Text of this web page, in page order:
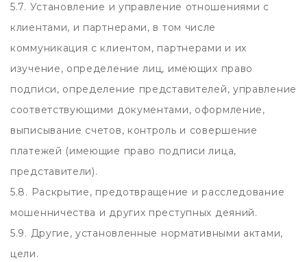
5.7. Установление и управление отношениями с
клиентами, и партнерами, в том числе
коммуникация с клиентом, партнерами и их
изучение, определение лиц, имеющих право
подписи, определение представителей, управление
соответствующими документами, оформление,
выписывание счетов, контроль и совершение
платежей (имеющие право подписи лица,
представители).
5.8. Раскрытие, предотвращение и расследование
мошенничества и других преступных деяний.
5.9. Другие, установленные нормативными актами,
цели.